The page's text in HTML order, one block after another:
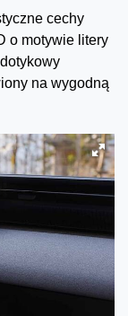
cechy
o motywie litery
na wygodną